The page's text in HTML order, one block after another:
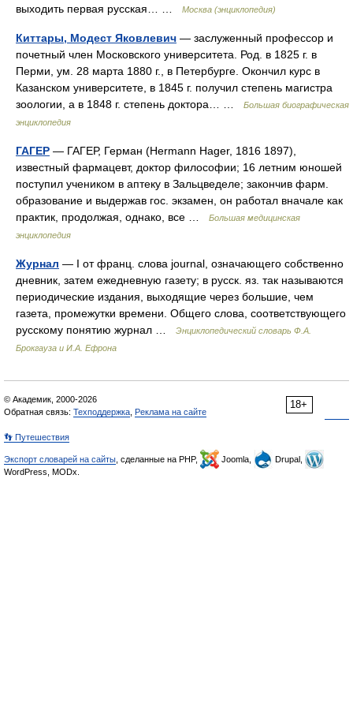
выходить первая русская… …
Москва (энциклопедия)
Киттары, Модест Яковлевич — заслуженный профессор и
почетный член Московского университета. Род. в 1825 г. в
Перми, ум. 28 марта 1880 г., в Петербурге. Окончил курс в
Казанском университете, в 1845 г. получил степень магистра
зоологии, а в 1848 г. степень доктора… …
Большая биографическая
энциклопедия
ГАГЕР — ГАГЕР, Герман (Hermann Hager, 1816 1897),
известный фармацевт, доктор философии; 16 летним юношей
поступил учеником в аптеку в Зальцведеле; закончив фарм.
образование и выдержав гос. экзамен, он работал вначале как
практик, продолжая, однако, все …
Большая медицинская
энциклопедия
Журнал — I от франц. слова journal, означающего собственно
дневник, затем ежедневную газету; в русск. яз. так называются
периодические издания, выходящие через большие, чем
газета, промежутки времени. Общего слова, соответствующего
русскому понятию журнал …
Энциклопедический словарь Ф.А.
Брокгауза и И.А. Ефрона
18+
© Академик, 2000-2026
Обратная связь: Техподдержка Реклама на сайте
👣 Путешествия
Экспорт словарей на сайты , сделанные на PHP, Joomla,
Drupal,
WordPress, MODx.